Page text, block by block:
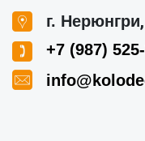
г. Нерюнгри,
+7 (987)